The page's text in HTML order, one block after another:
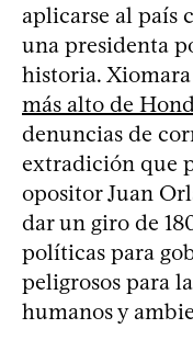
aplicarse al país
una presidenta
historia.
más alto de
denuncias de
extradición que
opositor Juan
dar un giro de
políticas para
peligrosos para
humanos y